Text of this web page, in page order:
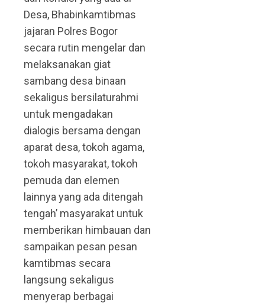
Desa, Bhabinkamtibmas
jajaran Polres Bogor
secara rutin mengelar dan
melaksanakan giat
sambang desa binaan
sekaligus bersilaturahmi
untuk mengadakan
dialogis bersama dengan
aparat desa, tokoh agama,
tokoh masyarakat, tokoh
pemuda dan elemen
lainnya yang ada ditengah
tengah’ masyarakat untuk
memberikan himbauan dan
sampaikan pesan pesan
kamtibmas secara
langsung sekaligus
menyerap berbagai